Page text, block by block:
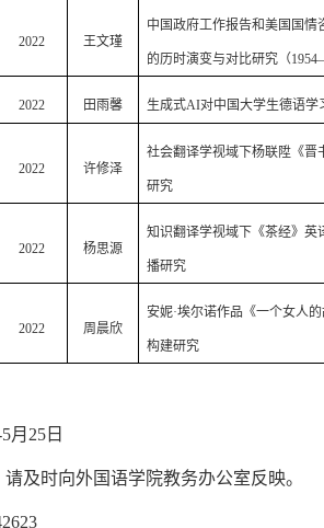
2022 王文瑾
中国政府工作报告和美国国情
的历时演变与对比研究（1954–
2022 田雨馨 生成式AI对中国大学生德语学
2022 许修泽
社会翻译学视域下杨联陞《晋
研究
2022 杨思源
知识翻译学视域下《茶经》英
播研究
2022 周晨欣
安妮·埃尔诺作品《一个女人
构建研究
月 25 日
及时向外国语学院教务办公室反映。